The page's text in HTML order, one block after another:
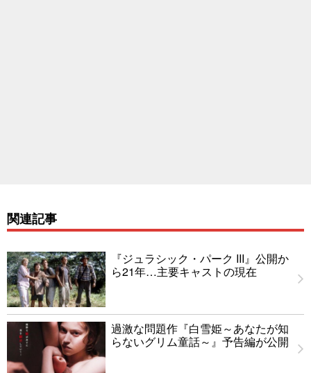
関連記事
『ジュラシック・パーク III』公開か
ら21年…主要キャストの現在
過激な問題作『白雪姫～あなたが知
らないグリム童話～』予告編が公開